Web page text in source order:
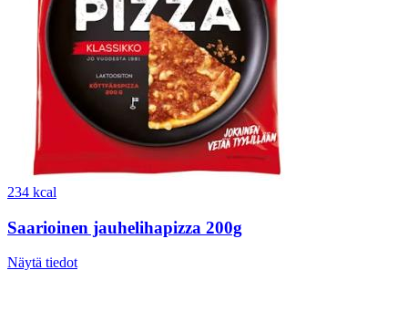
234 kcal
Saarioinen jauhelihapizza 200g
Näytä tiedot